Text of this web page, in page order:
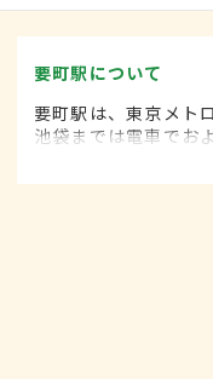
要町駅について
要町駅は、東京メト
池袋までは電車でお
トアやファミリーレ
が充実している。周